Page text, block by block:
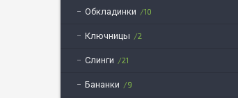
Обкладинки 10
Ключницы 2
Слинги 21
Бананки 9